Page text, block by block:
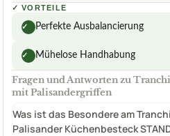
✓ VORTEILE
✓ Perfekte Ausbalancierung
✓ Mühelose Handhabung
Fragen und Antworten zu
mit Palisandergriffen
Was ist das Besondere am
Palisander Küchenbesteck